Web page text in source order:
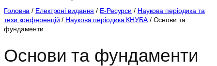
Головна / Електроні видання / Е-Ресурси / Наукова періодика та
тези конференцій / Наукова періодика КНУБА/ Основи та
фундаменти
Основи та фундаменти